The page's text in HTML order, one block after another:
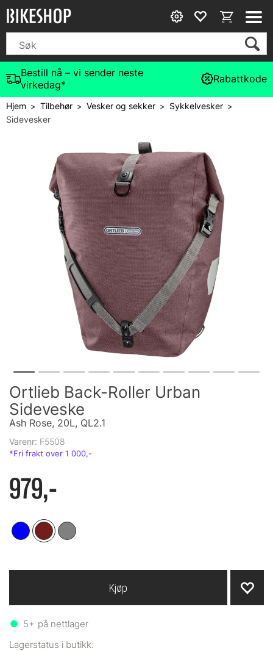
Bestill nå – vi sender neste
virkedag*
Rabattkode
Hjem>Tilbehør>Vesker og sekker> Sykkelvesker>
Sidevesker
Ortlieb Back-Roller Urban
Sideveske
Ash Rose, 20L, QL2.1
Varenr: F5508
979,-
5+ på nettlager
Kjøp